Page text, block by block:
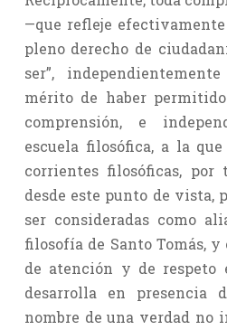
—que refleje
pleno derecho de
ser”,
mérito de haber
comprensión, e
escuela filosófica, a la
corrientes filosóficas,
desde este punto de vista,
ser consideradas como
filosofía de Santo Tomás, y
de atención y de respeto
desarrolla en
nombre de una verdad no